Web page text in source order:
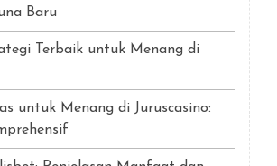
Baru
Terbaik untuk Menang di
untuk Menang di Juruscasino: